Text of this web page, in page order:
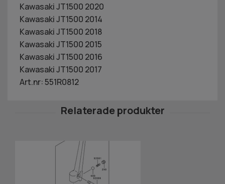
Kawasaki JT1500 2020
Kawasaki JT1500 2014
Kawasaki JT1500 2018
Kawasaki JT1500 2015
Kawasaki JT1500 2016
Kawasaki JT1500 2017
Art.nr: 551R0812